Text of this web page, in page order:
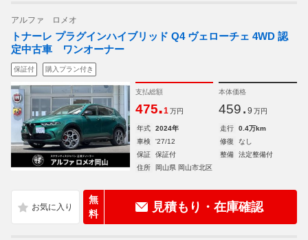
アルファ ロメオ
トナーレ プラグインハイブリッド Q4 ヴェローチェ 4WD 認
定中古車 ワンオーナー
保証付 購入プラン付き
支払総額
475.1 万円
本体価格
459. 9 万円
年式 2024年 走行
0.4万km
車検
'27/12 修復
なし
保証
保証付 整備
法定整備付
住所
岡山県 岡山市北区
無
料
見積もり・在庫確認